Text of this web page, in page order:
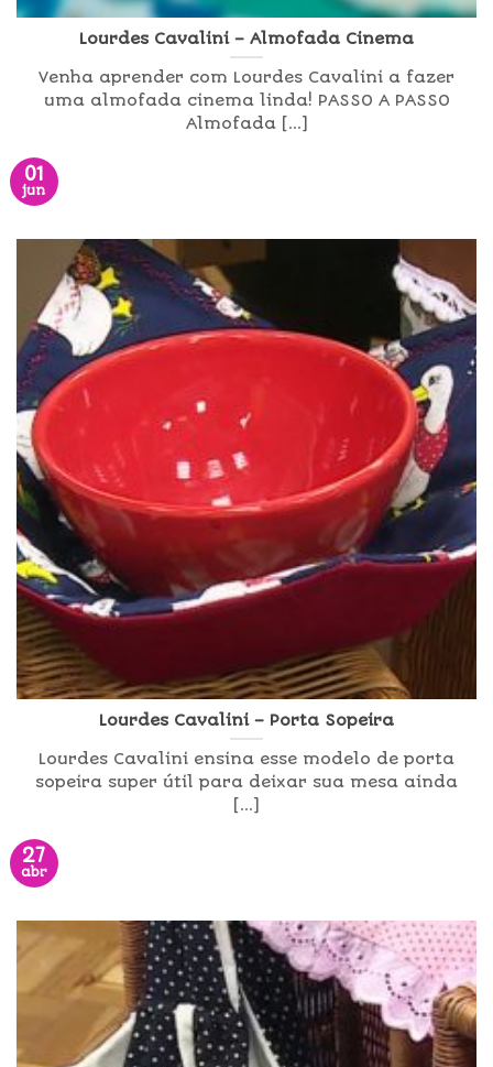
Lourdes Cavalini – Almofada Cinema
Venha aprender com Lourdes Cavalini a fazer
uma almofada cinema linda! PASSO A PASSO
Almofada [...]
01
jun
Lourdes Cavalini – Porta Sopeira
Lourdes Cavalini ensina esse modelo de porta
sopeira super útil para deixar sua mesa ainda
[...]
27
abr